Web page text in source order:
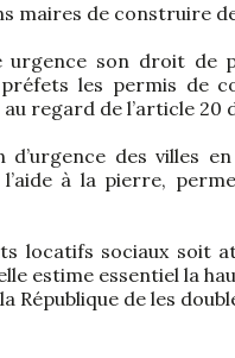
maires de construire
urgence son droit de
les permis de
regard de l’article 20
des villes
à la pierre,
locatifs sociaux soit
estime essentiel la
République de les